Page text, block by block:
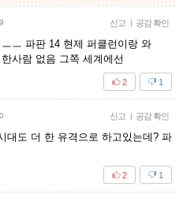
신고 | 공감 확인
ㅡ 파판 14 현제 퍼클런이랑 와
사람 없음 그쪽 세계에선
1
2
신고 | 공감 확인
대도 더 한 유격으로 하고있는데? 파
1
2